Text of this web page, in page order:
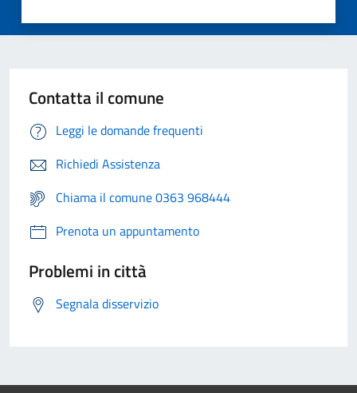
Contatta il comune
Leggi le domande frequenti
Richiedi Assistenza
Chiama il comune 0363 968444
Prenota un appuntamento
Problemi in città
Segnala disservizio